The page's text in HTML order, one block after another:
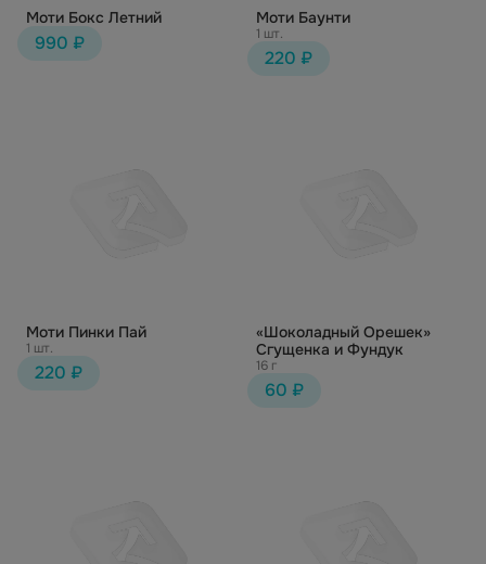
Моти Бокс Летний
990 ₽
Моти Баунти
1 шт.
220 ₽
Моти Пинки Пай
1 шт.
220 ₽
«Шоколадный Орешек»
Сгущенка и Фундук
16 г
60 ₽